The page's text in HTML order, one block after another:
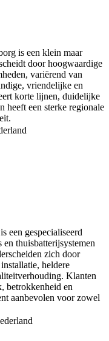
is een klein maar
door hoogwaardige
variërend van
vriendelijke en
korte lijnen, duidelijke
heeft een sterke regionale
een gespecialiseerd
thuisbatterijsystemen
zich door
heldere
Klanten
betrokkenheid en
aanbevolen voor zowel